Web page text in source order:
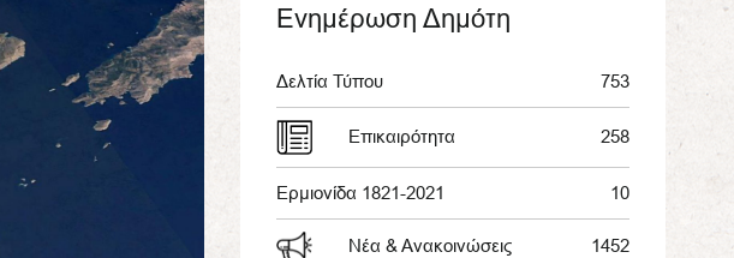
Ενημέρωση Δημότη
Δελτία Τύπου 753
Επικαιρότητα 258
Ερμιονίδα 1821-2021 10
Νέα & Ανακοινώσεις 1452